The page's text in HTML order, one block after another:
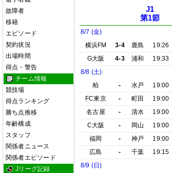
故障者
移籍
エピソード
契約状況
出場時間
得点・警告
チーム情報
競技場
得点ランキング
勝ち点推移
年齢構成
スタッフ
関係者ニュース
関係者エピソード
Jリーグ記録
J1
第1節
8/7 (金)
横浜FM
3-4 鹿島 19:26
G大阪
4-3 浦和 19:33
8/8 (土)
柏
- 水戸 19:00
FC東京
- 町田 19:00
名古屋
- 清水 19:00
C大阪
- 岡山 19:00
福岡
- 神戸 19:00
広島
- 千葉 19:15
8/9 (日)